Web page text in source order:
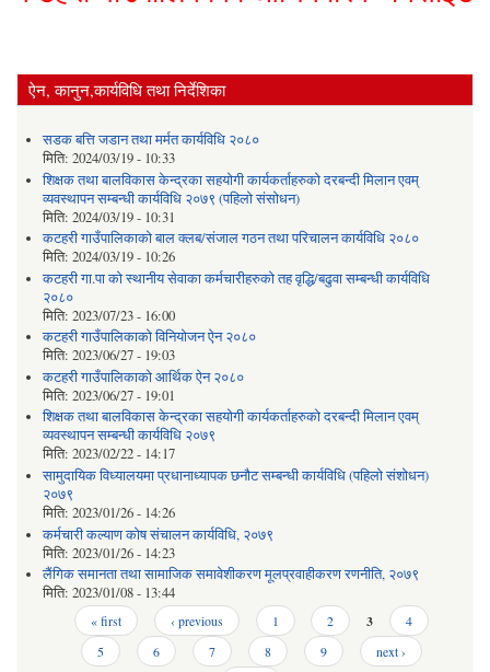
ऐन, कानुन,कार्यविधि तथा निर्देशिका
सडक बत्ति जडान तथा मर्मत कार्यविधि २०८०
मिति: 2024/03/19 - 10:33
शिक्षक तथा बालविकास केन्द्रका सहयोगी कार्यकर्ताहरुको दरबन्दी मिलान एवम्
व्यवस्थापन सम्बन्धी कार्यविधि २०७९ (पहिलो संसोधन)
मिति: 2024/03/19 - 10:31
कटहरी गाउँपालिकाको बाल क्लब/संजाल गठन तथा परिचालन कार्यविधि २०८०
मिति: 2024/03/19 - 10:26
कटहरी गा.पा को स्थानीय सेवाका कर्मचारीहरुको तह वृद्धि/बढुवा सम्बन्धी कार्यविधि
२०८०
मिति: 2023/07/23 - 16:00
कटहरी गाउँपालिकाको विनियोजन ऐन २०८०
मिति: 2023/06/27 - 19:03
कटहरी गाउँपालिकाको आर्थिक ऐन २०८०
मिति: 2023/06/27 - 19:01
शिक्षक तथा बालविकास केन्द्रका सहयोगी कार्यकर्ताहरुको दरबन्दी मिलान एवम्
व्यवस्थापन सम्बन्धी कार्यविधि २०७९
मिति: 2023/02/22 - 14:17
सामुदायिक विध्यालयमा प्रधानाध्यापक छनौट सम्बन्धी कार्यविधि (पहिलो संशोधन)
२०७९
मिति: 2023/01/26 - 14:26
कर्मचारी कल्याण कोष संचालन कार्यविधि, २०७९
मिति: 2023/01/26 - 14:23
लैंगिक समानता तथा सामाजिक समावेशीकरण मूलप्रवाहीकरण रणनीति, २०७९
मिति: 2023/01/08 - 13:44
« first ‹ previous 1 2 3
4
5
6 7 8 9
next ›